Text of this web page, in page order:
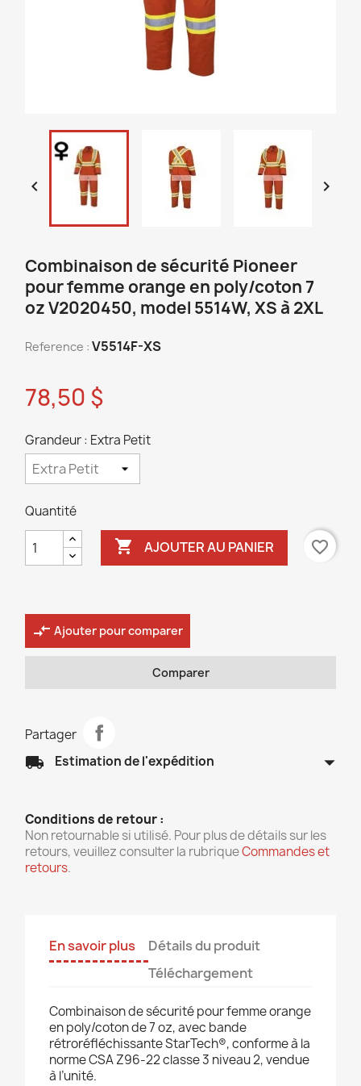
 
Combinaison de sécurité Pioneer
pour femme orange en poly/coton 7
oz V2020450, model 5514W, XS à 2XL
Reference : V5514F-XS
78,50 $
Grandeur : Extra Petit
Quantité
 AJOUTER AU PANIER favorite_border
compare_arrows Ajouter pour comparer
Comparer
Partager
local_shipping Estimation de l'expédition arrow_drop_down
Conditions de retour :
Non retournable si utilisé. Pour plus de détails sur les
retours, veuillez consulter la rubriqueCommandes et
retours.
En savoir plus
Détails du produit
Téléchargement
Combinaison de sécurité pour femme orange
en poly/cotonde 7 oz, avec bande
rétroréfléchissante StarTech®, conforme à la
normeCSA Z96-22 classe 3 niveau 2, vendue
à l’unité.